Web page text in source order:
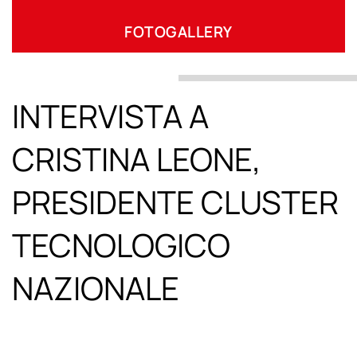
FOTOGALLERY
INTERVISTA A
CRISTINA LEONE,
PRESIDENTE CLUSTER
TECNOLOGICO
NAZIONALE